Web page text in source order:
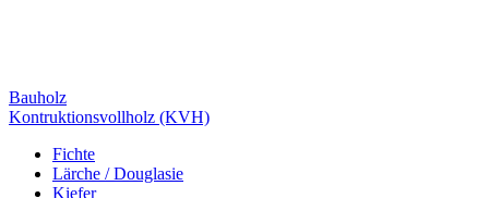
Bauholz
Kontruktionsvollholz (KVH)
Fichte
Lärche / Douglasie
Kiefer